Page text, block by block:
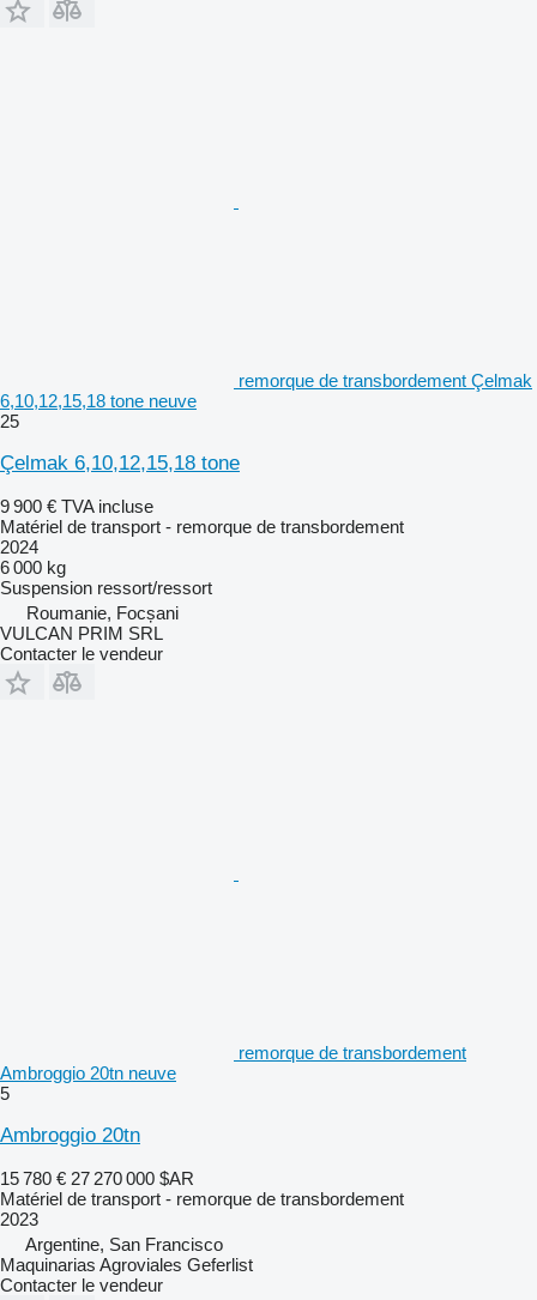
remorque de transbordement Çelmak
6,10,12,15,18 tone neuve
25
Çelmak 6,10,12,15,18 tone
9 900 € TVA incluse
Matériel de transport - remorque de transbordement
2024
6 000 kg
Suspension ressort/ressort
Roumanie, Focșani
VULCAN PRIM SRL
Contacter le vendeur
remorque de transbordement
Ambroggio 20tn neuve
5
Ambroggio 20tn
15 780 € 27 270 000 $AR
Matériel de transport - remorque de transbordement
2023
Argentine, San Francisco
Maquinarias Agroviales Geferlist
Contacter le vendeur